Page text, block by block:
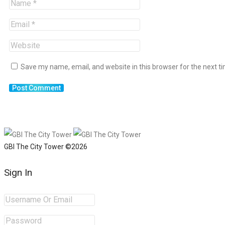
Save my name, email, and website in this browser for the next
GBI The City Tower ©2026
Sign In